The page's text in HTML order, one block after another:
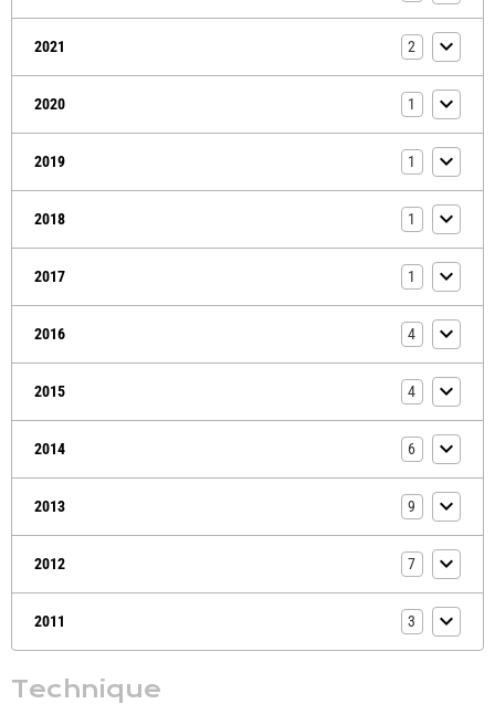
2021 2
2020 1
2019 1
2018 1
2017 1
2016 4
2015 4
2014 6
2013 9
2012 7
2011 3
Technique